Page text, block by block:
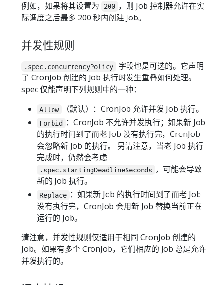
例如，如果将其设置为
200 ，则 Job 控制器允许在实
际调度之后最多 200 秒内创建 Job。
并发性规则
.spec.concurrencyPolicy
字段也是可选的。它声明
了 CronJob 创建的 Job 执行时发生重叠如何处理。
spec 仅能声明下列规则中的一种：
Allow （默认）：CronJob 允许并发 Job 执行。
Forbid ：CronJob 不允许并发执行；如果新 Job
的执行时间到了而老 Job 没有执行完，CronJob
会忽略新 Job 的执行。 另请注意，当老 Job 执行
完成时，仍然会考虑
.spec.startingDeadlineSeconds ，可能会导致
新的 Job 执行。
Replace ：如果新 Job 的执行时间到了而老 Job
没有执行完，CronJob 会用新 Job 替换当前正在
运行的 Job。
请注意，并发性规则仅适用于相同 CronJob 创建的
Job。如果有多个 CronJob，它们相应的 Job 总是允许
并发执行的。